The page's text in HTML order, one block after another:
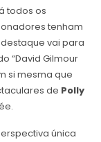
todos os
tenham
vai para
“David Gilmour
si mesma que
de Polly
única